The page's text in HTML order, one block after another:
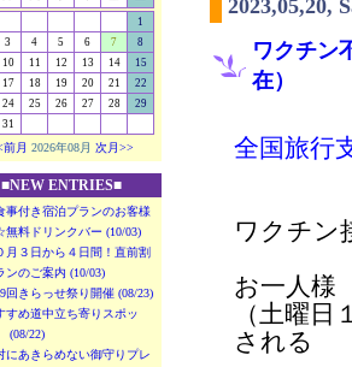
1
3 4 5 6 7
8
10 11 12 13 14
15
17 18 19 20 21
22
24 25 26 27 28
29
31
前月 2026年08月 次月>>
■NEW ENTRIES■
事付き宿泊プランのお客様
料ドリンクバー (10/03)
月３日から４日間！直前割
ンのご案内 (10/03)
回きらっせ祭り開催 (08/23)
すめ道中立ち寄りスポッ
(08/22)
にあきらめない御守りプレ
2023,05,20,
ワクチン
在）
全国旅行
ワクチン
お一人
（土曜
される